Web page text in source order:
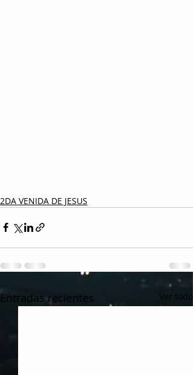
2DA VENIDA DE JESUS
Entradas recientes Ver todo